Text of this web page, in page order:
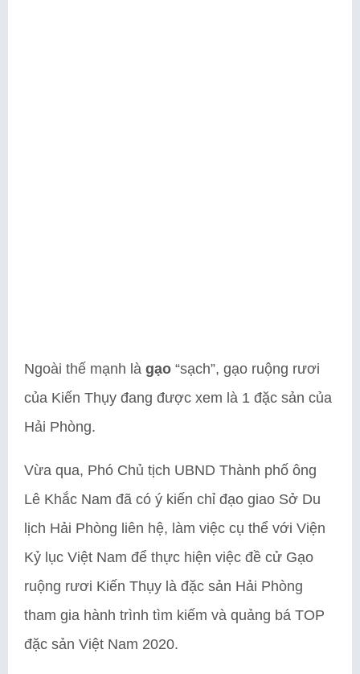
Ngoài thế mạnh là gạo “sạch”, gạo ruộng rươi
của Kiến Thụy đang được xem là 1 đặc sản của
Hải Phòng.
Vừa qua, Phó Chủ tịch UBND Thành phố ông
Lê Khắc Nam đã có ý kiến chỉ đạo giao Sở Du
lịch Hải Phòng liên hệ, làm việc cụ thể với Viện
Kỷ lục Việt Nam để thực hiện việc đề cử Gạo
ruộng rươi Kiến Thụy là đặc sản Hải Phòng
tham gia hành trình tìm kiếm và quảng bá TOP
đặc sản Việt Nam 2020.